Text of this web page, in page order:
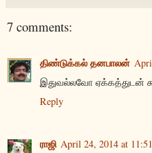
7 comments:
திண்டுக்கல் தனபாலன்
இதுவல்லவோ ஏக்கத்துடன்
Reply
ராஜி April 24, 2014 at